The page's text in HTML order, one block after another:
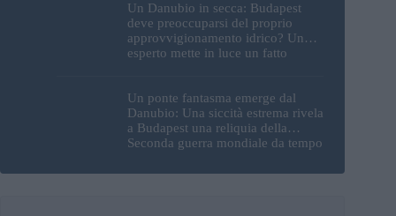
Un Danubio in secca: Budapest
deve preoccuparsi del proprio
approvvigionamento idrico? Un
esperto mette in luce un fatto
Un ponte fantasma emerge dal
Danubio: Una siccità estrema rivela
a Budapest una reliquia della
Seconda guerra mondiale da tempo